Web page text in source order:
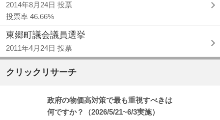
2014年8月24日 投票
投票率 46.66%
東郷町議会議員選挙
2011年4月24日 投票
クリックリサーチ
政府の物価高対策で最も重視すべきは
何ですか？（2026/5/21~6/3実施）